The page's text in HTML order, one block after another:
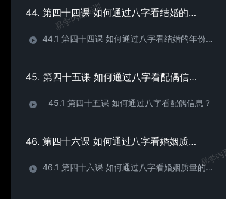
44. 第四十四课 如何通过八字看结婚的年份？（2）
44.1 第四十四课 如何通过八字看结婚的年份？（2）案例
45. 第四十五课 如何通过八字看配偶信息？
45.1 第四十五课 如何通过八字看配偶信息？
46. 第四十六课 如何通过八字看婚姻质量的高低？婚灾如何看 （1）
46.1 第四十六课 如何通过八字看婚姻质量的高低？婚灾如何看 （1）出轨外遇
易学内部培训
易学